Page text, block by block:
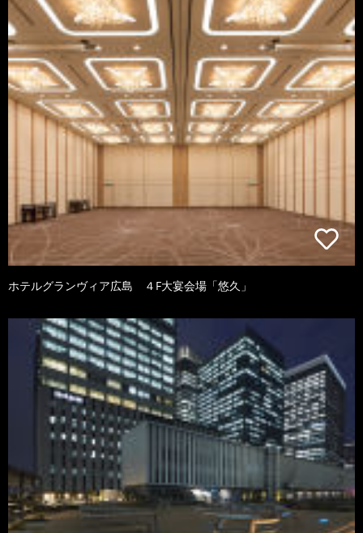
ホテルグランヴィア広島 ４F大宴会場「悠久」